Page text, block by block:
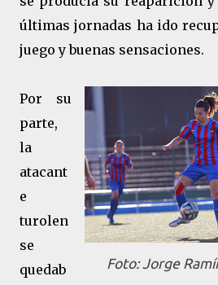
últimas jornadas ha ido
juego y buenas sensaciones.
Foto: Jorge
Por su
parte,
la
atacant
e
turolen
se
quedab